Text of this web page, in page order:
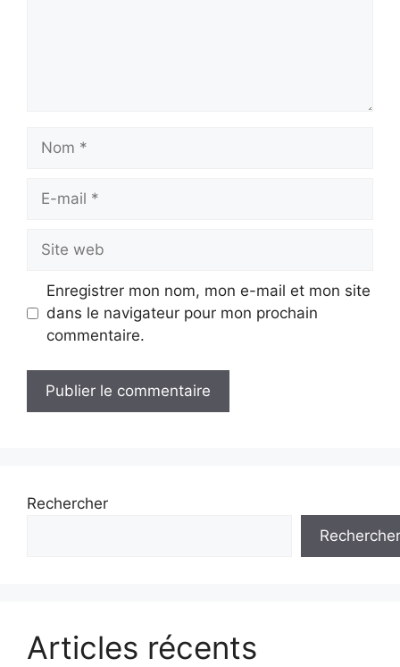
Nom
Site
web
Enregistrer mon nom, mon e-mail et mon site
dans le navigateur pour mon prochain
commentaire.
Rechercher
Rechercher
Articles récents